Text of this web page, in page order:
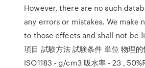
However, there are no such
any errors or mistakes. We make
to those effects and shall not be
項目 試験方法 試験条件 単位 物理
ISO1183 - g/cm3 吸水率 - 23 ,